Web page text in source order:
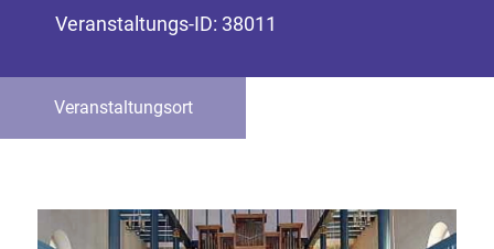
Veranstaltungs-ID: 38011
Veranstaltungsort